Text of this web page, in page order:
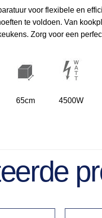
voor flexibele en
te voldoen. Van
Zorg voor een
65cm 4500W